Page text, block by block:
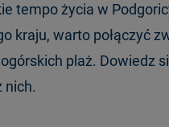
tempo życia w
kraju, warto połączyć
órskich plaż. Dowiedz
nich.